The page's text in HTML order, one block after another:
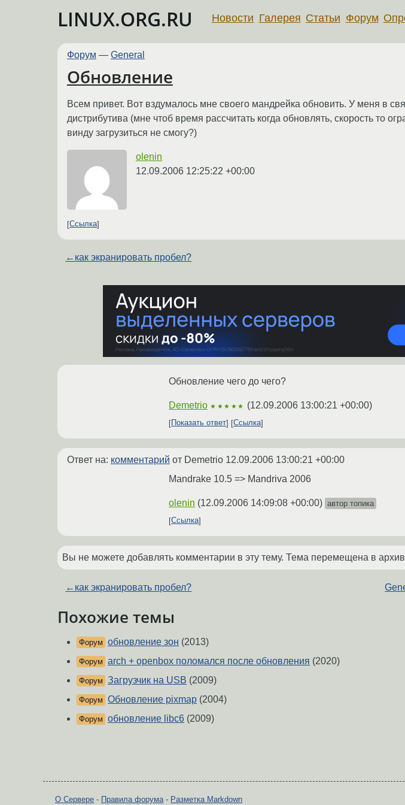
LINUX.ORG.RU Новости Галерея Статьи Форум
Форум — General
Обновление
Всем привет. Вот вздумалось мне своего мандрейка обновить. У меня в
дистрибутива (мне чтоб время рассчитать когда обновлять, скорость то
винду загрузиться не смогу?)
olenin
12.09.2006 12:25:22 +00:00
Ссылка
← как экранировать пробел?
Обновление чего до чего?
Demetrio ★★★★★ (12.09.2006 13:00:21 +00:00)
Показать ответ Ссылка
Ответ на: комментарий от Demetrio 12.09.2006 13:00:21 +00:00
Mandrake 10.5 => Mandriva 2006
olenin (12.09.2006 14:09:08 +00:00) автор топика
Ссылка
Вы не можете добавлять комментарии в эту тему. Тема перемещена в
← как экранировать пробел?
Похожие темы
Форум обновление зон (2013)
Форум arch + openbox поломался после обновления (2020)
Форум Загрузчик на USB (2009)
Форум Обновление pixmap (2004)
Форум обновление libc6 (2009)
О Сервере - Правила форума- Разметка Markdown